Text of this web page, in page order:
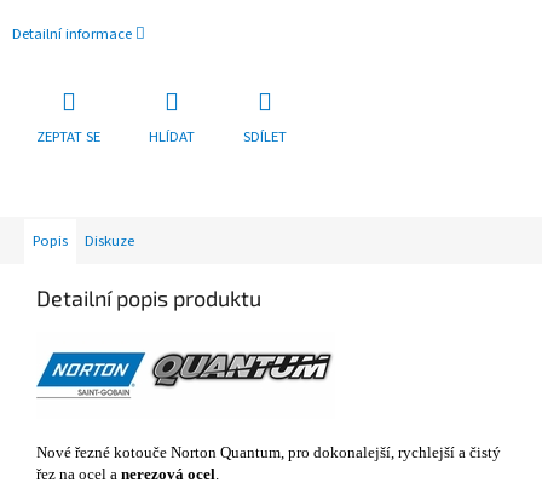
Detailní informace
ZEPTAT SE HLÍDAT SDÍLET
Popis Diskuze
Detailní popis produktu
Nové řezné kotouče Norton Quantum, pro dokonalejší, rychlejší a čistý
řez na ocel a nerezová ocel